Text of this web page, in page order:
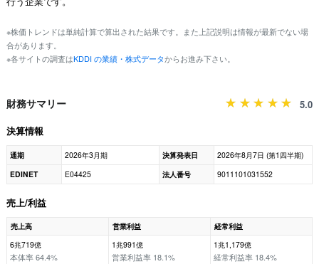
※株価トレンドは単純計算で算出された結果です。また上記説明は情報が最新でない場
合があります。
※各サイトの調査はKDDI の業績・株式データからお進み下さい。
財務サマリー
5.0
決算情報
通期 2026年3月期 決算発表日
2026年8月7日 (第1四半期)
EDINET
E04425 法人番号 9011101031552
売上/利益
売上高 営業利益
経常利益
6兆719億
本体率 64.4%
1兆991億
営業利益率 18.1%
1兆1,179億
経常利益率 18.4%